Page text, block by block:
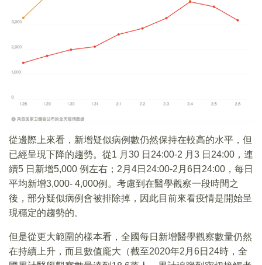
從邊際上來看，新增疑似病例數仍然保持在較高的水平，但
已經呈現下降的趨勢。從1 月30 日24:00-2 月3 日24:00，連
續5 日新增5,000 例左右；2月4日24:00-2月6日24:00，每日
平均新增3,000- 4,000例。考慮到在醫學觀察一段時間之
後，部分疑似病例會被排除掉，因此目前來看疫情是開始呈
現穩定的趨勢的。
但是從更大範圍的樣本看，全國每日新增醫學觀察數量仍然
在持續上升，而且數值龐大（截至2020年2月6日24時，全